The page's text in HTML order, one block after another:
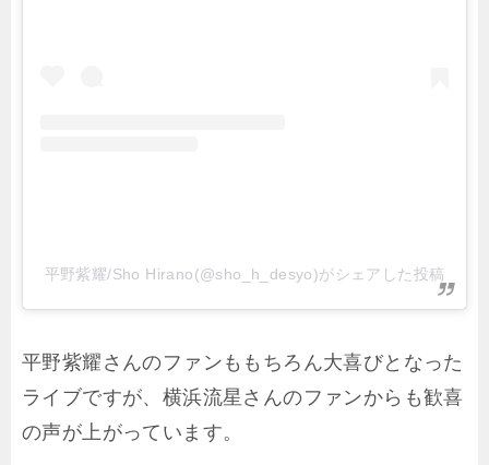
平野紫耀/Sho Hirano(@sho_h_desyo)がシェアした投稿
平野紫耀さんのファンももちろん大喜びとなった
ライブですが、横浜流星さんのファンからも歓喜
の声が上がっています。